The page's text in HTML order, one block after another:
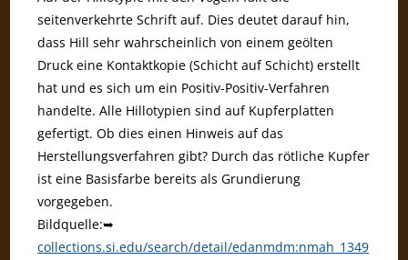
seitenverkehrte Schrift auf. Dies deutet darauf hin,
dass Hill sehr wahrscheinlich von einem geölten
Druck eine Kontaktkopie (Schicht auf Schicht) erstellt
hat und es sich um ein Positiv-Positiv-Verfahren
handelte. Alle Hillotypien sind auf Kupferplatten
gefertigt. Ob dies einen Hinweis auf das
Herstellungsverfahren gibt? Durch das rötliche Kupfer
ist eine Basisfarbe bereits als Grundierung
vorgegeben.
Bildquelle:➥
collections.si.edu/search/detail/edanmdm:nmah_1349